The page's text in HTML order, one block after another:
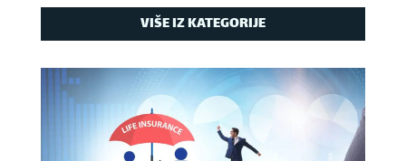
VIŠE IZ KATEGORIJE